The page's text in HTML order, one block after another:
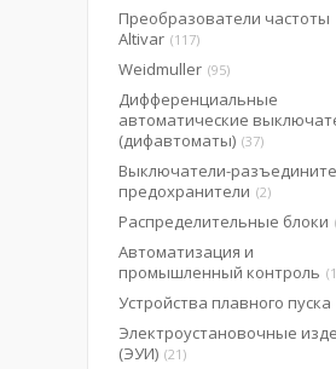
Преобразователи частоты
Altivar 117
Weidmuller 95
Дифференциальные
автоматические
(дифавтоматы) 37
Выключатели-
предохранители 2
Распределительные блоки
Автоматизация и
промышленный контроль
Устройства плавного пуска
Электроустановочные
(ЭУИ) 21